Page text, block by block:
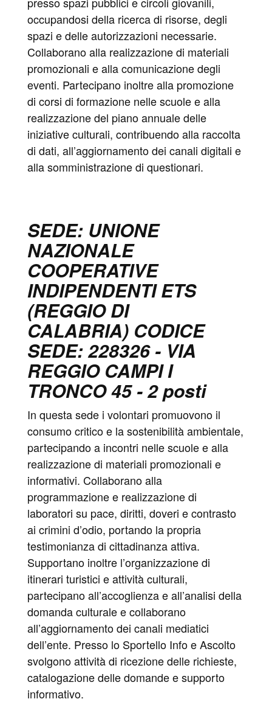
occupandosi della ricerca di risorse, degli
spazi e delle autorizzazioni necessarie.
Collaborano alla realizzazione di materiali
promozionali e alla comunicazione degli
eventi. Partecipano inoltre alla promozione
di corsi di formazione nelle scuole e alla
realizzazione del piano annuale delle
iniziative culturali, contribuendo alla raccolta
di dati, all’aggiornamento dei canali digitali e
alla somministrazione di questionari.
SEDE: UNIONE
NAZIONALE
COOPERATIVE
INDIPENDENTI ETS
(REGGIO DI
CALABRIA) CODICE
SEDE: 228326 - VIA
REGGIO CAMPI I
TRONCO 45 - 2 posti
In questa sede i volontari promuovono il
consumo critico e la sostenibilità ambientale,
partecipando a incontri nelle scuole e alla
realizzazione di materiali promozionali e
informativi. Collaborano alla
programmazione e realizzazione di
laboratori su pace, diritti, doveri e contrasto
ai crimini d’odio, portando la propria
testimonianza di cittadinanza attiva.
Supportano inoltre l’organizzazione di
itinerari turistici e attività culturali,
partecipano all’accoglienza e all’analisi della
domanda culturale e collaborano
all’aggiornamento dei canali mediatici
dell’ente. Presso lo Sportello Info e Ascolto
svolgono attività di ricezione delle richieste,
catalogazione delle domande e supporto
informativo.